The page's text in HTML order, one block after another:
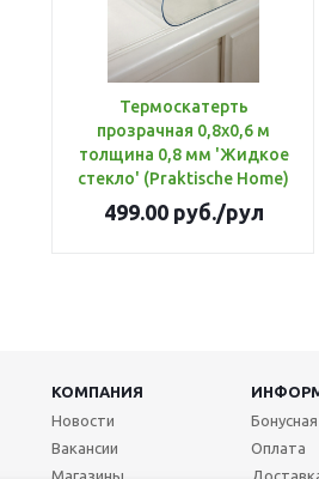
Термоскатерть
прозрачная 0,8х0,6 м
толщина 0,8 мм 'Жидкое
стекло' (Praktische Home)
499.00руб./рул
КОМПАНИЯ
Новости
Вакансии
Магазины
Оплата